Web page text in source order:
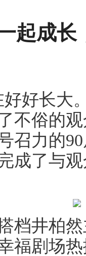
起成长
长大
不俗的
召力的
成了与
井柏然
福剧场